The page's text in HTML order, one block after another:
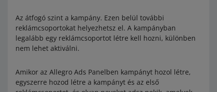
Tárak
Tuning
Bipodok
Alkoholos italok.
Az átfogó szint a kampány. Ezen belül további
reklámcsoportokat helyezhetsz el. A kampányban
legalább egy reklámcsoportot létre kell hozni, különben
nem lehet aktiválni.
Amikor az Allegro Ads Panelben kampányt hozol létre,
egyszerre hozod létre a kampányt és az első